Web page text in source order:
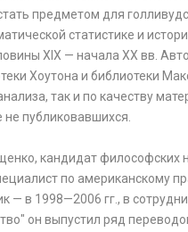
предметом для
статистике и
XIX — начала XX вв.
Хоутона и библиотеки
так и по качеству
публиковавшихся.
кандидат философских
по американскому
— в 1998—2006 гг., в
он выпустил ряд